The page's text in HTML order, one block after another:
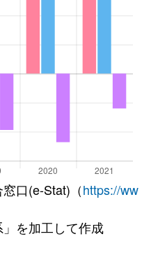
口(e-Stat)（https://ww
」を加工して作成